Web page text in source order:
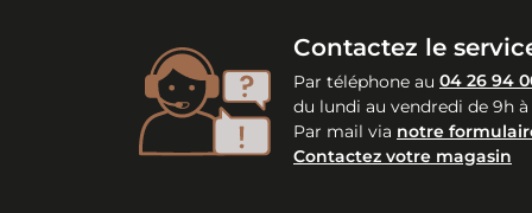
Contactez le
Par téléphone au 04 26 94
du lundi au vendredi de 9h à
Par mail via notre
Contactez votre magasin